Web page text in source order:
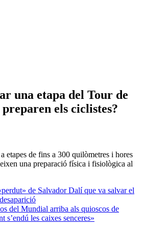
una etapa del Tour de
els ciclistes?
etapes de fins a 300 quilòmetres i hores
una preparació física i fisiològica al
de Salvador Dalí que va salvar el
del Mundial arriba als quioscos de
s’endú les caixes senceres»